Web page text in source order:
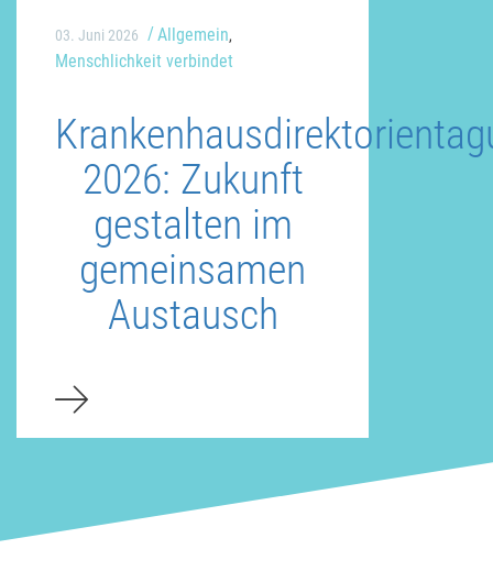
03. Juni 2026 Allgemein,
Menschlichkeit verbindet
2026: Zukunft
gestalten im
gemeinsamen
Austausch